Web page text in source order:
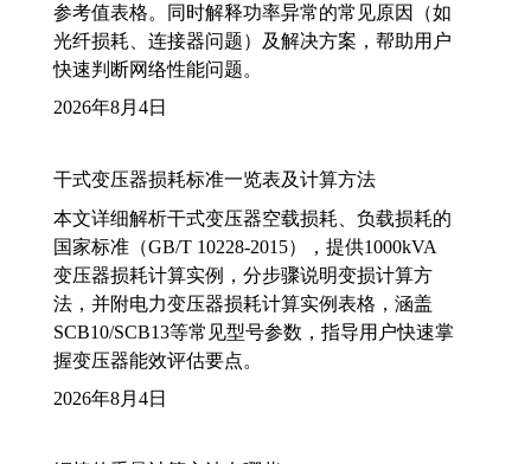
参考值表格。同时解释功率异常的常见原因（如
光纤损耗、连接器问题）及解决方案，帮助用户
快速判断网络性能问题。
2026年8月4日
干式变压器损耗标准一览表及计算方法
本文详细解析干式变压器空载损耗、负载损耗的
国家标准（GB/T 10228-2015），提供1000kVA
变压器损耗计算实例，分步骤说明变损计算方
法，并附电力变压器损耗计算实例表格，涵盖
SCB10/SCB13等常见型号参数，指导用户快速掌
握变压器能效评估要点。
2026年8月4日